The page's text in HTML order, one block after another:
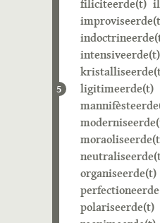
5
filiciteerde(t)
intensiveerde(t)
ligitimeerde(t)
organiseerde(t)
polariseerde(t)